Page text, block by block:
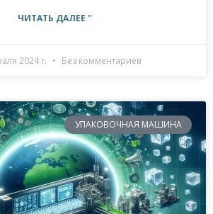
ЧИТАТЬ ДАЛЕЕ "
2024 г. Без комментариев
УПАКОВОЧНАЯ МАШИНА